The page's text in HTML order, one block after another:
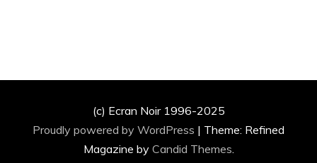
(c) Ecran Noir 1996-2025
Proudly powered by WordPress | Theme: Refined
Magazine by Candid Themes